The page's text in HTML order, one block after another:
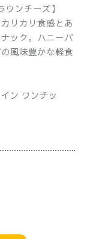
ンチーズ】
リカリ食感とあ
ック。ハニーバ
風味豊かな軽食
ン ワンチッ